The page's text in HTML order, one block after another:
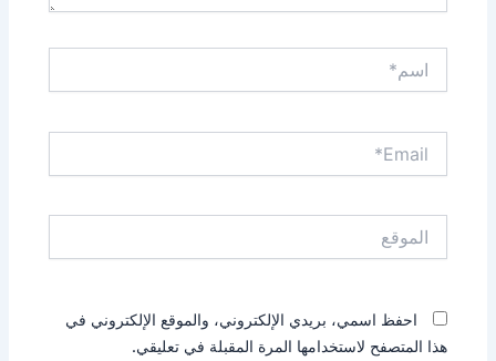
احفظ اسمي، بريدي الإلكتروني، والموقع الإلكتروني في
هذا المتصفح لاستخدامها المرة المقبلة في تعليقي.